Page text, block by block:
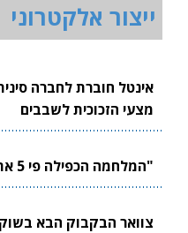
ייצור אלקטרוני
אינטל חוברת לחברה
מצעי הזכוכית לשבבים
"המלחמה הכפילה פי 5 את שוק הייצור המיידי"